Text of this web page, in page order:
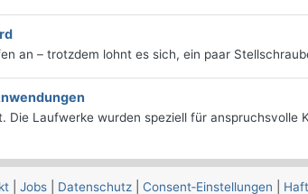
an – trotzdem lohnt es sich, ein paar
Die Laufwerke wurden speziell für anspruchsvolle
Jobs Datenschutz Consent‑Einstellungen